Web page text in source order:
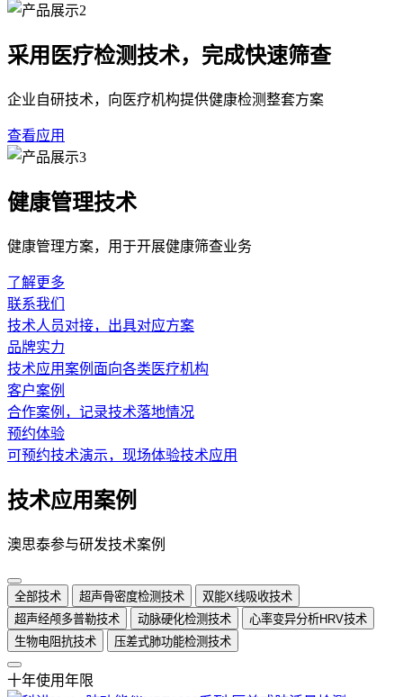
采用医疗检测技术，完成快速筛查
企业自研技术，向医疗机构提供健康检测整套方案
查看应用
健康管理技术
健康管理方案，用于开展健康筛查业务
了解更多
联系我们
技术人员对接，出具对应方案
品牌实力
技术应用案例面向各类医疗机构
客户案例
合作案例，记录技术落地情况
预约体验
可预约技术演示，现场体验技术应用
技术应用案例
澳思泰参与研发技术案例
全部技术 超声骨密度检测技术
双能X线吸收技术
超声经颅多普勒技术
动脉硬化检测技术
心率变异分析HRV技术
生物电阻抗技术
压差式肺功能检测技术
十年使用年限